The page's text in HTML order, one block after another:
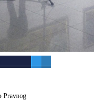
Pravnog